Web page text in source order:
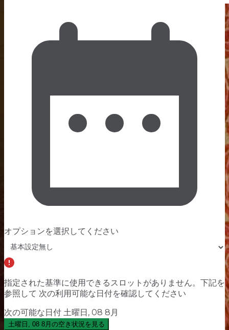
オプションを選択してください
指定された基準に使用できるスロットがありません。下記を
参照して 次の利用可能な日付を確認してください
次の可能な日付 土曜日, 08 8月
土曜日, 08 8月の空き状況を見る